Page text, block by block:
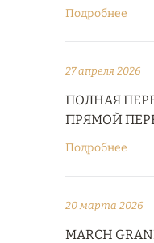
Подробнее
27 апреля 2026
ПОЛНАЯ
ПРЯМОЙ
Подробнее
20 марта 2026
MARCH